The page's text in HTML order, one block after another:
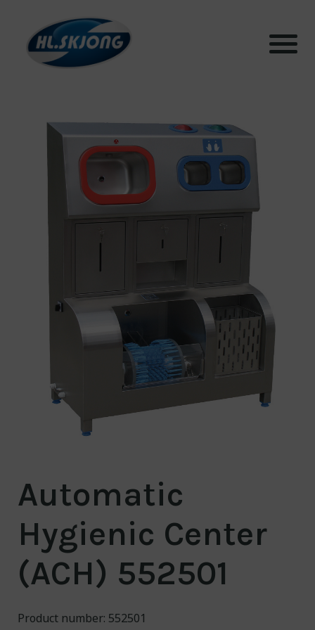
Systems
Test facilities
Sustainability
Contact
NO/EN
Engineering for a
Automatic
Hygienic Center
(ACH) 552501
Product number: 552501